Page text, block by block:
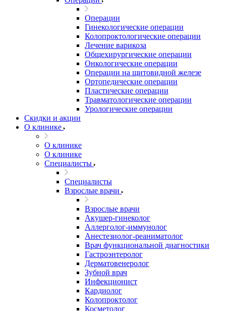
Операции
Гинекологические операции
Колопроктологические операции
Лечение варикоза
Общехирургические операции
Онкологические операции
Операции на щитовидной железе
Ортопедические операции
Пластические операции
Травматологические операции
Урологические операции
Скидки и акции
О клинике
О клинике
О клинике
Специалисты
Специалисты
Взрослые врачи
Взрослые врачи
Акушер-гинеколог
Аллерголог-иммунолог
Анестезиолог-реаниматолог
Врач функциональной диагностики
Гастроэнтеролог
Дерматовенеролог
Зубной врач
Инфекционист
Кардиолог
Колопроктолог
Косметолог